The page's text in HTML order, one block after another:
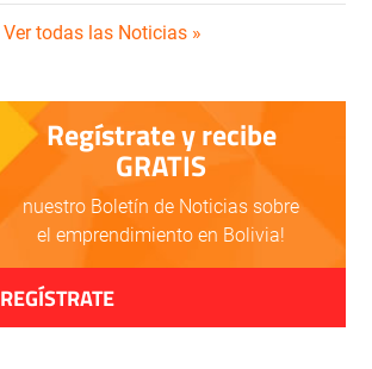
Ver todas las Noticias »
Regístrate y recibe
GRATIS
nuestro Boletín de Noticias sobre
el emprendimiento en Bolivia!
REGÍSTRATE